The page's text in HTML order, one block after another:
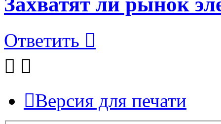
Ответить
Версия для печати